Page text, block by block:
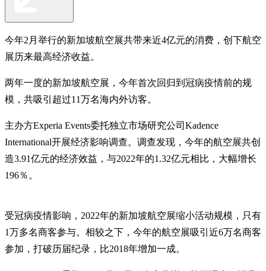
今年2月举行的新加坡航空展共带来近4亿元的消费，创下航空
展历来最高经济收益。
两年一度的新加坡航空展，今年首次回归到冠病疫情前的规
模，共吸引超过11万名海内外访客。
主办方Experia Events委托独立市场研究公司Kadence
International开展经济影响调查。调查发现，今年的航空展共创
造3.91亿元的经济效益，与2022年的1.32亿元相比，大幅增长
196％。
受冠病疫情影响，2022年的新加坡航空展缩小活动规模，只有
1万多名商客参与。相较之下，今年的航空展吸引近6万名商客
参加，打破历届纪录，比2018年增加一成。